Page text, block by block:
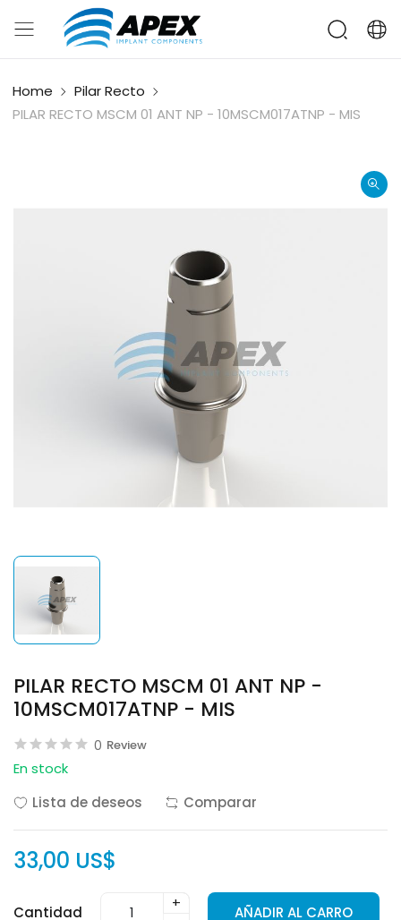
Home
Pilar Recto
PILAR RECTO MSCM 01 ANT NP - 10MSCM017ATNP - MIS
PILAR RECTO MSCM 01 ANT NP -
10MSCM017ATNP - MIS
0 Review
En stock
Lista de deseos
Comparar
33,00 US$
Cantidad
+
AÑADIR AL CARRO